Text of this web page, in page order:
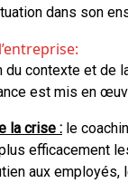
dans son
du contexte et de
est mis en
la crise : le
efficacement
aux employés,